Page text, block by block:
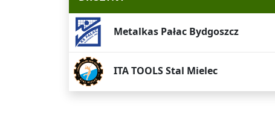
Metalkas Pałac Bydgoszcz
ITA TOOLS Stal Mielec